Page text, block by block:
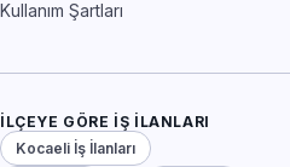
Kullanım Şartları
İLÇEYE GÖRE İŞ İLANLARI
Kocaeli İş İlanları